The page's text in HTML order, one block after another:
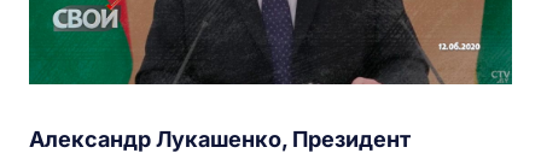
Александр Лукашенко, Президент